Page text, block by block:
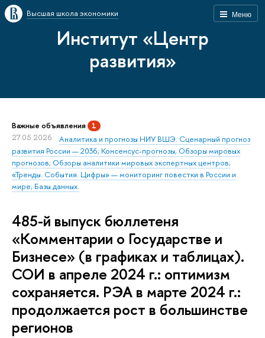
Меню
Высшая школа экономики
Институт «Центр
развития»
Важные объявления 1
27.05.2026
Аналитика и прогнозы НИУ ВШЭ: Сценарный прогноз
развития России — 2036; Консенсус-прогнозы; Обзоры мировых
прогнозов; Обзоры аналитики мировых экспертных центров;
«Тренды. События. Цифры» — мониторинг повестки в России и
мире; Базы данных.
485-й выпуск бюллетеня
«Комментарии о Государстве и
Бизнесе» (в графиках и таблицах).
СОИ в апреле 2024 г.: оптимизм
сохраняется. РЭА в марте 2024 г.:
продолжается рост в большинстве
регионов